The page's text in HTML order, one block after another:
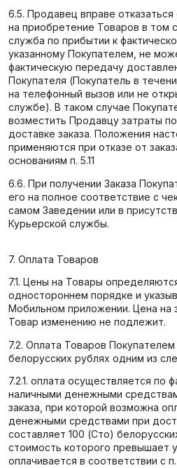
6.5. Продавец вправе
на приобретение Товаров в том
служба по прибытии к
указанному Покупателем, не
фактическую передачу
Покупателя (Покупатель в
на телефонный вызов или не
службе). В таком случае
возместить Продавцу затраты
доставке заказа. Положения
применяются при отказе от
основаниям п. 5.11
6.6. При получении Заказа
его на полное соответствие с
самом Заведении или в
Курьерской службы.
7. Оплата Товаров
7.1. Цены на Товары
одностороннем порядке и
Мобильном приложении. Цена на
Товар изменению не подлежит.
7.2. Оплата Товаров
белорусских рублях одним из
7.2.1. оплата осуществляется по
наличными денежными
заказа, при которой возможна
денежными средствами при
составляет 100 (Сто)
стоимость которого превышает
оплачивается в соответствии с